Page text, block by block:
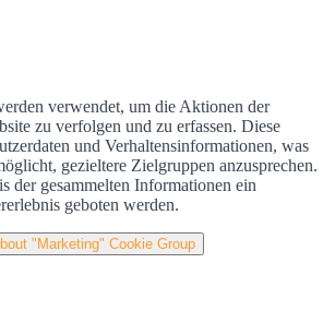
verwendet, um die Aktionen der
zu verfolgen und zu erfassen. Diese
und Verhaltensinformationen, was
gezieltere Zielgruppen anzusprechen.
der gesammelten Informationen ein
geboten werden.
"Marketing" Cookie Group